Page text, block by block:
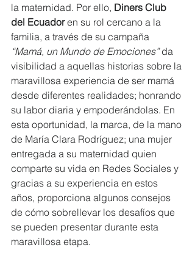
la maternidad. Por ello, Diners Club
del Ecuador en su rol cercano a la
familia, a través de su campaña
“Mamá, un Mundo de Emociones” da
visibilidad a aquellas historias sobre la
maravillosa experiencia de ser mamá
desde diferentes realidades; honrando
su labor diaria y empoderándolas. En
esta oportunidad, la marca, de la mano
de María Clara Rodríguez; una mujer
entregada a su maternidad quien
comparte su vida en Redes Sociales y
gracias a su experiencia en estos
años, proporciona algunos consejos
de cómo sobrellevar los desafíos que
se pueden presentar durante esta
maravillosa etapa.